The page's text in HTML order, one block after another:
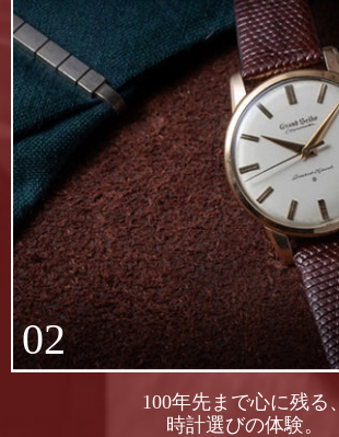
02
100年先まで心に残る、
時計選びの体験。